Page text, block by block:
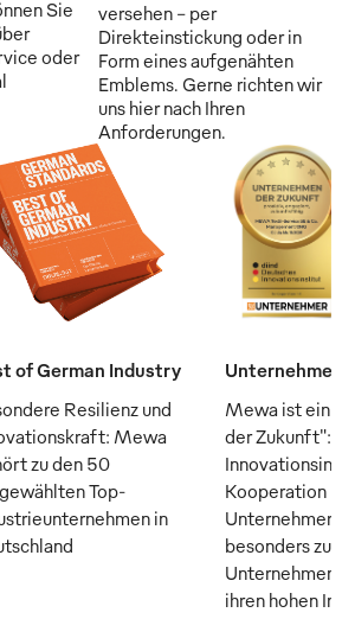
Sie
oder
versehen - per
Direkteinstickung oder in
Form eines aufgenähten
Emblems. Gerne richten wir
uns hier nach Ihren
Anforderungen.
of German Industry
Resilienz und
Mewa
zu den 50
Top-
in
Unternehmen
Mewa ist ein
der Zukunft":
Kooperation
Unternehmer
besonders
Unternehmen,
ihren hohen